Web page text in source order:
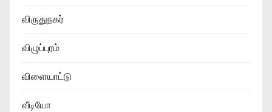
விருதுநகர்
விழுப்புரம்
விளையாட்டு
வீடியோ